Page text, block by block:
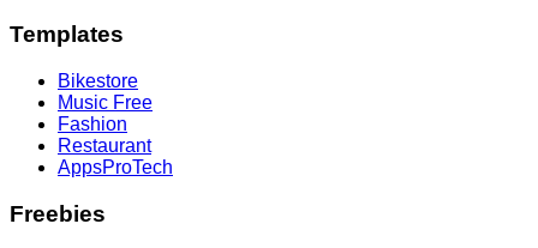
Templates
Bikestore
Music Free
Fashion
Restaurant
AppsProTech
Freebies